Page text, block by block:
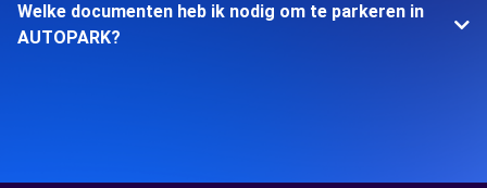
Welke documenten heb ik nodig om te parkeren in
AUTOPARK?